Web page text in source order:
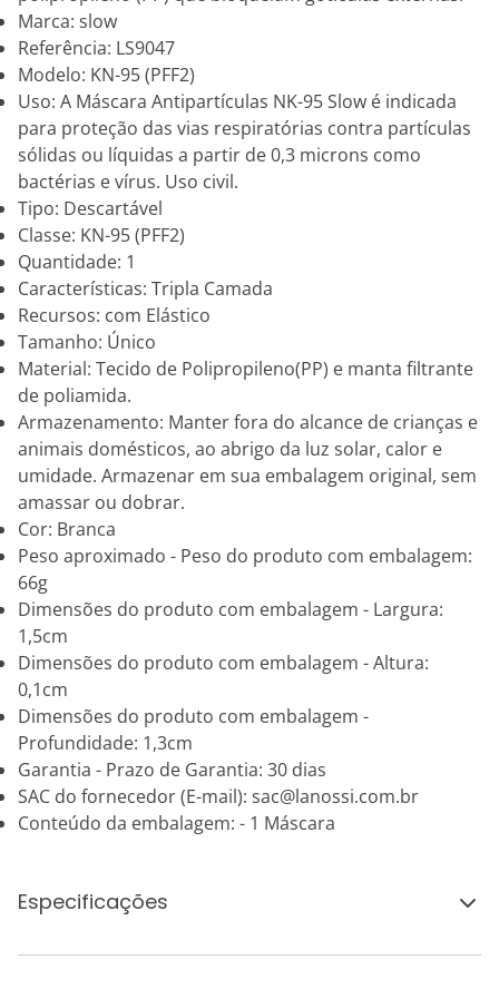
Marca: slow
Referência: LS9047
Modelo: KN-95 (PFF2)
Uso: A Máscara Antipartículas NK-95 Slow é indicada
para proteção das vias respiratórias contra partículas
sólidas ou líquidas a partir de 0,3 microns como
bactérias e vírus. Uso civil.
Tipo: Descartável
Classe: KN-95 (PFF2)
Quantidade: 1
Características: Tripla Camada
Recursos: com Elástico
Tamanho: Único
Material: Tecido de Polipropileno(PP) e manta filtrante
de poliamida.
Armazenamento: Manter fora do alcance de crianças e
animais domésticos, ao abrigo da luz solar, calor e
umidade. Armazenar em sua embalagem original, sem
amassar ou dobrar.
Cor: Branca
Peso aproximado - Peso do produto com embalagem:
66g
Dimensões do produto com embalagem - Largura:
1,5cm
Dimensões do produto com embalagem - Altura:
0,1cm
Dimensões do produto com embalagem -
Profundidade: 1,3cm
Garantia - Prazo de Garantia: 30 dias
SAC do fornecedor (E-mail): sac@lanossi.com.br
Conteúdo da embalagem: - 1 Máscara
Especificações